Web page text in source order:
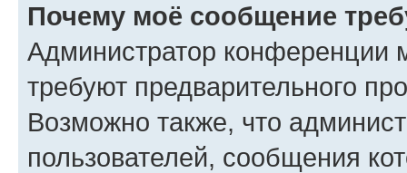
Почему моё сообщение
Администратор конференции
требуют предварительного
Возможно также, что
пользователей, сообщения